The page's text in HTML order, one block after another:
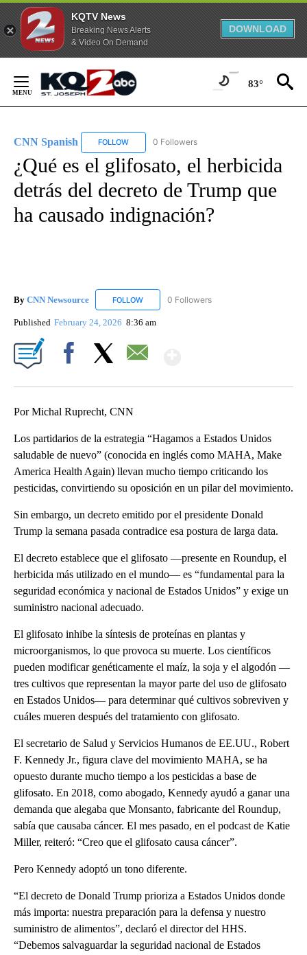
KQTV News
Breaking News Alerts
& Video On Demand
DOWNLOAD
Content
83°
CNN Spanish FOLLOW FOLLOW "CNN SPANISH" TO RECEIVE
0 Followers
¿Qué es el glifosato, el herbicida
detrás del decreto de Trump que
ha causado indignación?
By CNN Newsource FOLLOW FOLLOW "CNN NEWSOURCE" TO RECEIVE
0 Followers
Published February 24, 2026 8:36 am
Por Michal Ruprecht, CNN
Los partidarios de la estrategia “Hagamos a Estados Unidos
saludable de nuevo” (conocida en inglés como MAHA, Make
America Health Again) llevan mucho tiempo criticando los
pesticidas, convirtiendo su oposición en un pilar del movimiento.
Sin embargo, un decreto emitido por el presidente Donald
Trump la semana pasada contradice esa postura de larga data.
El decreto establece que el glifosato —presente en Roundup, el
herbicida más utilizado en el mundo— es “fundamental para la
seguridad económica y nacional de Estados Unidos” y exige un
suministro nacional adecuado.
El glifosato inhibe la síntesis de proteínas en plantas y
microorganismos, lo que provoca su muerte. Los científicos
pueden modificar genéticamente el maíz, la soja y el algodón —
tres cultivos que representan la mayor parte del uso de glifosato
en Estados Unidos— para determinar qué cultivos sobreviven y
cuáles mueren después del tratamiento con glifosato.
El secretario de Salud y Servicios Humanos de EE.UU., Robert
F. Kennedy Jr., figura clave del movimiento MAHA, se ha
opuesto durante mucho tiempo a los pesticidas a base de
glifosato. En 2018, como abogado, Kennedy ayudó a ganar una
demanda que alegaba que Monsanto, fabricante del Roundup,
sabía que causaba cáncer. El mes pasado, en el podcast de Katie
Miller, reiteró: “Creo que el glifosato causa cáncer”.
Pero Kennedy adoptó un tono diferente.
“El decreto de Donald Trump prioriza a Estados Unidos donde
más importa: nuestra preparación para la defensa y nuestro
suministro de alimentos”, declaró el director del HHS.
“Debemos salvaguardar la seguridad nacional de Estados